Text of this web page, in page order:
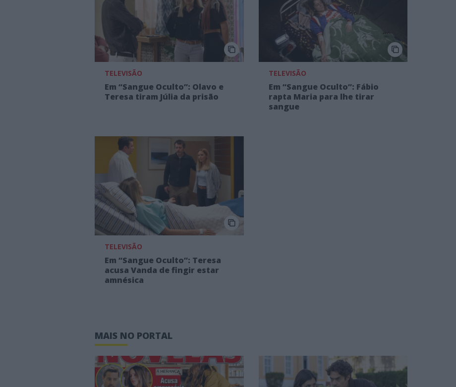
TELEVISÃO
Em “Sangue Oculto”: Olavo e
Teresa tiram Júlia da prisão
TELEVISÃO
Em “Sangue Oculto”: Fábio
rapta Maria para lhe tirar
sangue
TELEVISÃO
Em “Sangue Oculto”: Teresa
acusa Vanda de fingir estar
amnésica
MAIS NO PORTAL